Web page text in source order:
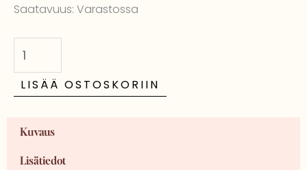
Saatavuus: Varastossa
Kynänpidike
Bookbinders
määrä
LISÄÄ OSTOSKORIIN
Kuvaus
Lisätiedot